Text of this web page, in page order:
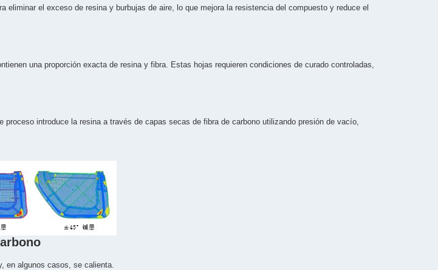
el exceso de resina y burbujas de aire, lo que mejora la resistencia del compuesto y reduce el
una proporción exacta de resina y fibra. Estas hojas requieren condiciones de curado controladas,
introduce la resina a través de capas secas de fibra de carbono utilizando presión de vacío,
en algunos casos, se calienta.